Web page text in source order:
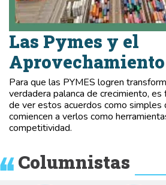
Las Pymes y el
Para que las PYMES logren
verdadera palanca de crecimiento,
de ver estos acuerdos como
comiencen a verlos como
competitividad.
Columnistas